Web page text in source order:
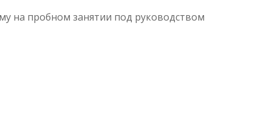
на пробном занятии под руководством